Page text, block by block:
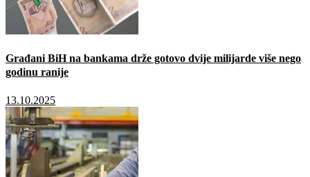
Građani BiH na bankama drže gotovo dvije milijarde više nego
godinu ranije
13.10.2025